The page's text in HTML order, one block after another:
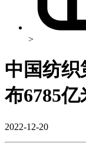
>
中国纺
布6785
2022-12-20